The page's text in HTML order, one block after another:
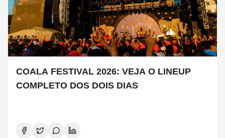
COALA FESTIVAL 2026: VEJA O LINEUP
COMPLETO DOS DOIS DIAS